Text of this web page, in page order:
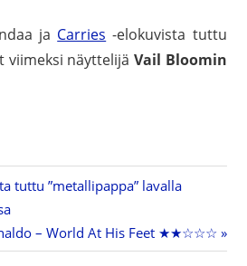
ja Carries -elokuvista tuttu
näyttelijä Vail Bloomin
tuttu ”metallipappa” lavalla
– World At His Feet ★★☆☆☆